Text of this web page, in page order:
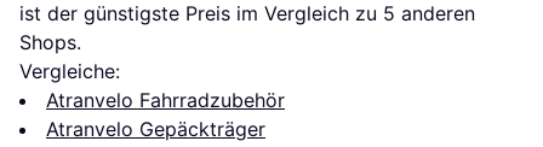
ist der günstigste Preis im Vergleich zu 5 anderen
Shops.
Vergleiche:
Atranvelo Fahrradzubehör
Atranvelo Gepäckträger